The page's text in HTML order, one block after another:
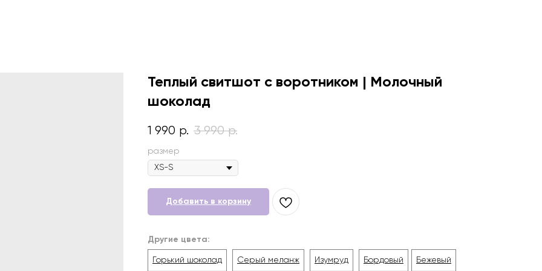
Теплый свитшот с воротником | Молочный
шоколад
1 990 р. 3 990 р.
размер
Добавить в корзину
Другие цвета:
Горький шоколад Серый меланж Изумруд Бордовый Бежевый